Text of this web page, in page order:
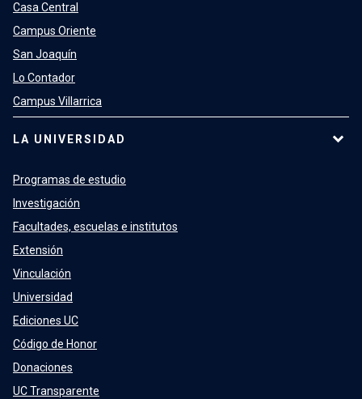
Casa Central
Campus Oriente
San Joaquín
Lo Contador
Campus Villarrica
LA UNIVERSIDAD
Programas de estudio
Investigación
Facultades, escuelas e institutos
Extensión
Vinculación
Universidad
Ediciones UC
Código de Honor
Donaciones
UC Transparente